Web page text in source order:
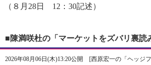
（８月28日 12：30記述）
■陳満咲杜の「マーケットをズバリ裏読
2026年08月06日(木)13:20公開 [西原宏一の「ヘッジ